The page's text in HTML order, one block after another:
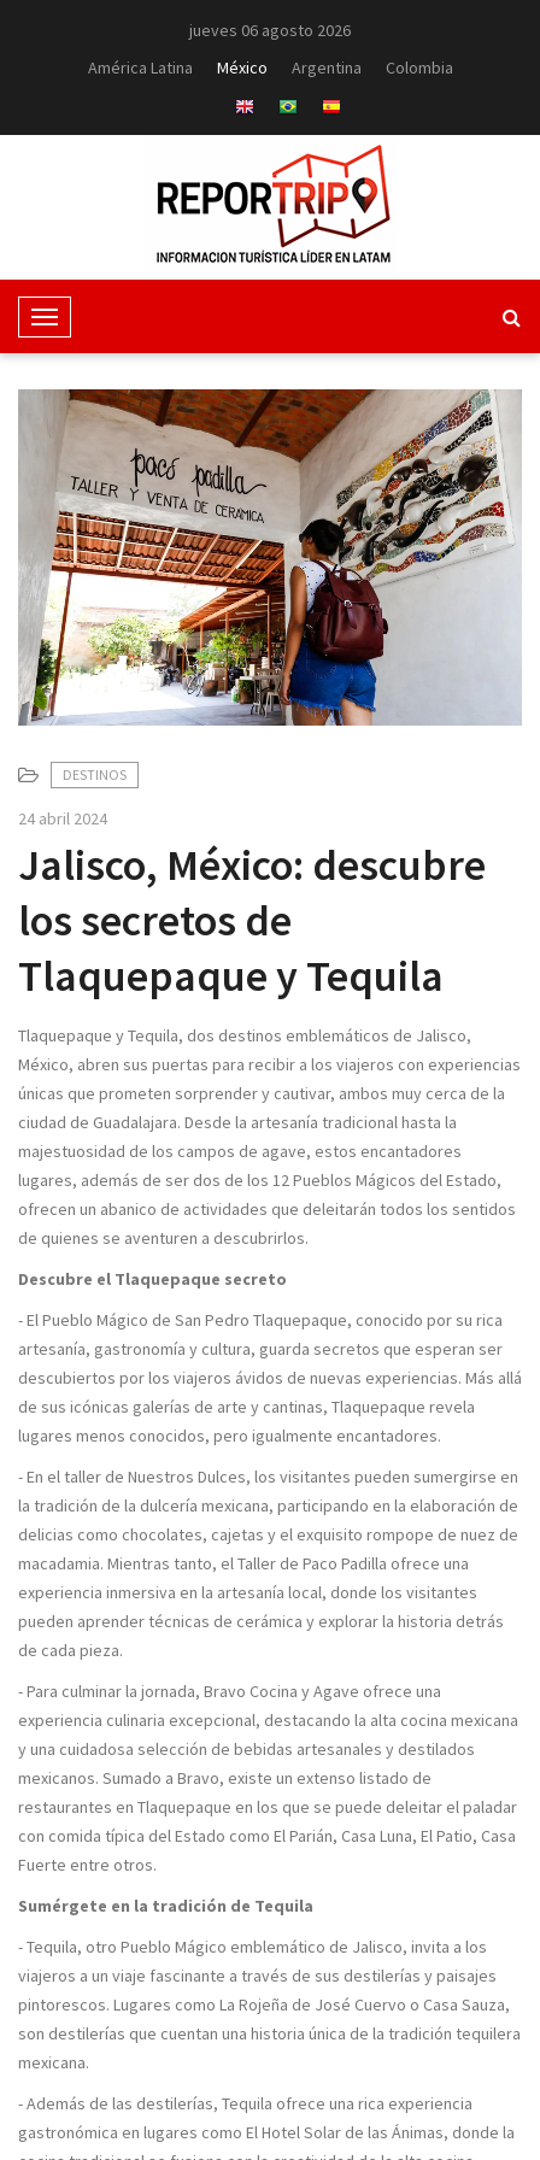
jueves 06 agosto 2026
América Latina
México Argentina Colombia
T
o
i
g
a
t
i
o
DESTINOS
24 abril 2024
Jalisco, México: descubre
los secretos de
Tlaquepaque y Tequila
Tlaquepaque y Tequila, dos destinos emblemáticos de Jalisco,
México, abren sus puertas para recibir a los viajeros con experiencias
únicas que prometen sorprender y cautivar, ambos muy cerca de la
ciudad de Guadalajara. Desde la artesanía tradicional hasta la
majestuosidad de los campos de agave, estos encantadores
lugares, además de ser dos de los 12 Pueblos Mágicos del Estado,
ofrecen un abanico de actividades que deleitarán todos los sentidos
de quienes se aventuren a descubrirlos.
Descubre el Tlaquepaque secreto
- El Pueblo Mágico de San Pedro Tlaquepaque, conocido por su rica
artesanía, gastronomía y cultura, guarda secretos que esperan ser
descubiertos por los viajeros ávidos de nuevas experiencias. Más allá
de sus icónicas galerías de arte y cantinas, Tlaquepaque revela
lugares menos conocidos, pero igualmente encantadores.
- En el taller de Nuestros Dulces, los visitantes pueden sumergirse en
la tradición de la dulcería mexicana, participando en la elaboración de
delicias como chocolates, cajetas y el exquisito rompope de nuez de
macadamia. Mientras tanto, el Taller de Paco Padilla ofrece una
experiencia inmersiva en la artesanía local, donde los visitantes
pueden aprender técnicas de cerámica y explorar la historia detrás
de cada pieza.
- Para culminar la jornada, Bravo Cocina y Agave ofrece una
experiencia culinaria excepcional, destacando la alta cocina mexicana
y una cuidadosa selección de bebidas artesanales y destilados
mexicanos. Sumado a Bravo, existe un extenso listado de
restaurantes en Tlaquepaque en los que se puede deleitar el paladar
con comida típica del Estado como El Parián, Casa Luna, El Patio, Casa
Fuerte entre otros.
Sumérgete en la tradición de Tequila
- Tequila, otro Pueblo Mágico emblemático de Jalisco, invita a los
viajeros a un viaje fascinante a través de sus destilerías y paisajes
pintorescos. Lugares como La Rojeña de José Cuervo o Casa Sauza,
son destilerías que cuentan una historia única de la tradición tequilera
mexicana.
- Además de las destilerías, Tequila ofrece una rica experiencia
gastronómica en lugares como El Hotel Solar de las Ánimas, donde la